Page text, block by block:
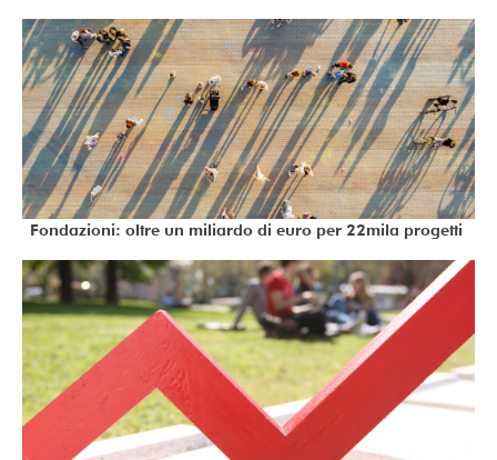
Fondazioni: oltre un miliardo di euro per 22mila progetti